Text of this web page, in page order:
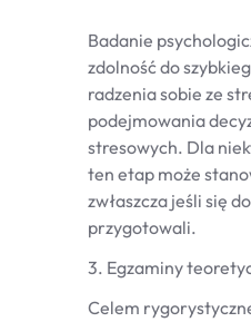
Badanie
zdolność do
radzenia sobie ze
podejmowania
stresowych. Dla
ten etap może
zwłaszcza jeśli się
przygotowali.
3. Egzaminy
Celem